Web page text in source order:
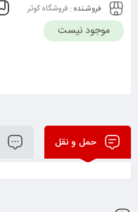
فروشـنده : فروشگاه کوثر
موجود نیست
حمل و نقل